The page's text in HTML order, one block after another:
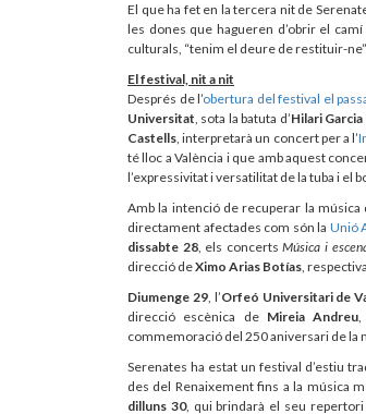
El que ha fet en la tercera nit de
les dones que hagueren d’obrir el
culturals, “tenim el deure de restituir-
El festival, nit a nit
Després de l’obertura del festival el
Universitat, sota la batuta d’Hilari
Castells, interpretarà un concert per a l’
té lloc a València i que amb aquest
l’expressivitat i versatilitat de la tuba i el
Amb la intenció de recuperar la música
directament afectades com són la Unió
dissabte 28, els concertsMúsica i
direcció deXimo Arias Botías,
Diumenge 29, l’Orfeó Universitari de
direcció escènica de Mireia Andreu,
commemoració del 250 aniversari de la
Serenates ha estat un festival d’estiu
des del Renaixement fins a la música
dilluns 30, qui brindarà el seu repertori